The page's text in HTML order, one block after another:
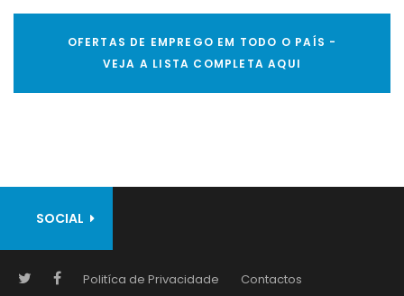
OFERTAS DE EMPREGO EM TODO O PAÍS -
VEJA A LISTA COMPLETA AQUI
SOCIAL
Politíca de Privacidade Contactos